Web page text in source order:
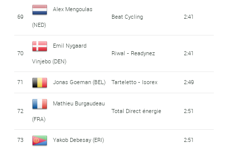
69
Alex Mengoulas
(NED)
Beat Cycling 2:41
70
Emil Nygaard
Vinjebo (DEN)
Riwal - Readynez 2:41
71 Jonas Goeman (BEL) Tarteletto - Isorex 2:49
72
Mathieu Burgaudeau
(FRA)
Total Direct énergie 2:51
73 Yakob Debesay (ERI) 2:51